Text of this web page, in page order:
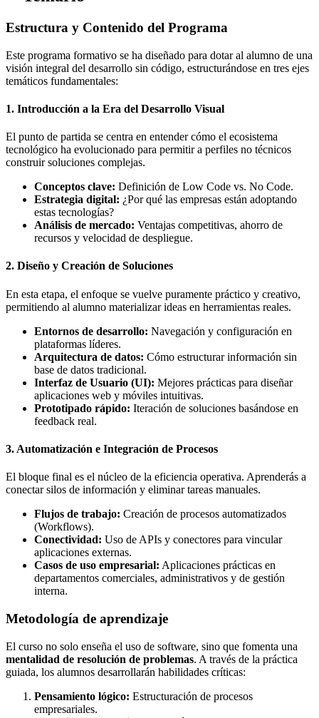
Estructura y Contenido del Programa
Este programa formativo se ha diseñado para dotar al alumno de una
visión integral del desarrollo sin código, estructurándose en tres ejes
temáticos fundamentales:
1. Introducción a la Era del Desarrollo Visual
El punto de partida se centra en entender cómo el ecosistema
tecnológico ha evolucionado para permitir a perfiles no técnicos
construir soluciones complejas.
Conceptos clave: Definición de Low Code vs. No Code.
Estrategia digital: ¿Por qué las empresas están adoptando
estas tecnologías?
Análisis de mercado: Ventajas competitivas, ahorro de
recursos y velocidad de despliegue.
2. Diseño y Creación de Soluciones
En esta etapa, el enfoque se vuelve puramente práctico y creativo,
permitiendo al alumno materializar ideas en herramientas reales.
Entornos de desarrollo: Navegación y configuración en
plataformas líderes.
Arquitectura de datos: Cómo estructurar información sin
base de datos tradicional.
Interfaz de Usuario (UI): Mejores prácticas para diseñar
aplicaciones web y móviles intuitivas.
Prototipado rápido: Iteración de soluciones basándose en
feedback real.
3. Automatización e Integración de Procesos
El bloque final es el núcleo de la eficiencia operativa. Aprenderás a
conectar silos de información y eliminar tareas manuales.
Flujos de trabajo: Creación de procesos automatizados
(Workflows).
Conectividad: Uso de APIs y conectores para vincular
aplicaciones externas.
Casos de uso empresarial: Aplicaciones prácticas en
departamentos comerciales, administrativos y de gestión
interna.
Metodología de aprendizaje
El curso no solo enseña el uso de software, sino que fomenta una
mentalidad de resolución de problemas. A través de la práctica
guiada, los alumnos desarrollarán habilidades críticas:
Pensamiento lógico: Estructuración de procesos
empresariales.